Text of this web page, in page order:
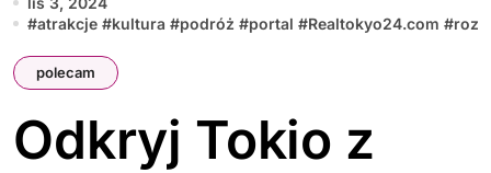
#atrakcje #kultura #podróż #portal #Realtokyo24.com #
polecam
Odkryj Tokio z